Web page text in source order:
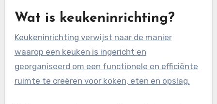
Wat is keukeninrichting?
Keukeninrichting verwijst naar de manier
waarop een keuken is ingericht en
georganiseerd om een functionele en efficiënte
ruimte te creëren voor koken, eten en opslag.